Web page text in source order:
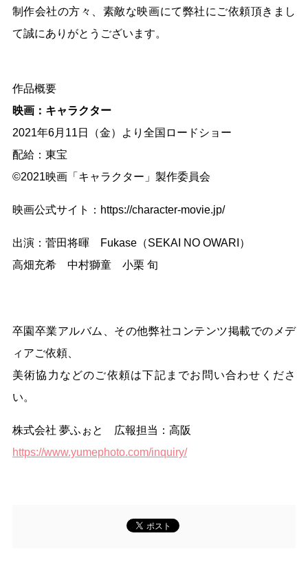
制作会社の方々、素敵な映画にて弊社にご依頼頂きまし
て誠にありがとうございます。
作品概要
映画：キャラクター
2021年6月11日（金）より全国ロードショー
配給：東宝
©2021映画「キャラクター」製作委員会
映画公式サイト：https://character-movie.jp/
出演：菅田将暉 Fukase（SEKAI NO OWARI）
高畑充希 中村獅童 小栗 旬
卒園卒業アルバム、その他弊社コンテンツ掲載でのメデ
ィアご依頼、
美術協力などのご依頼は下記までお問い合わせくださ
い。
株式会社 夢ふぉと 広報担当：高阪
https://www.yumephoto.com/inquiry/